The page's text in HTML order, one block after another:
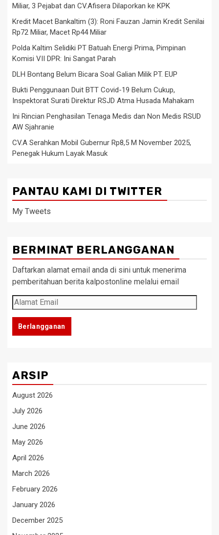
Miliar, 3 Pejabat dan CV.Afisera Dilaporkan ke KPK
Kredit Macet Bankaltim (3): Roni Fauzan Jamin Kredit Senilai
Rp72 Miliar, Macet Rp44 Miliar
Polda Kaltim Selidiki PT Batuah Energi Prima, Pimpinan
Komisi VII DPR: Ini Sangat Parah
DLH Bontang Belum Bicara Soal Galian Milik PT. EUP
Bukti Penggunaan Duit BTT Covid-19 Belum Cukup,
Inspektorat Surati Direktur RSJD Atma Husada Mahakam
Ini Rincian Penghasilan Tenaga Medis dan Non Medis RSUD
AW Sjahranie
CV.A Serahkan Mobil Gubernur Rp8,5 M November 2025,
Penegak Hukum Layak Masuk
PANTAU KAMI DI TWITTER
My Tweets
BERMINAT BERLANGGANAN
Daftarkan alamat email anda di sini untuk menerima
pemberitahuan berita kalpostonline melalui email
Alamat
Email
Berlangganan
ARSIP
August 2026
July 2026
June 2026
May 2026
April 2026
March 2026
February 2026
January 2026
December 2025